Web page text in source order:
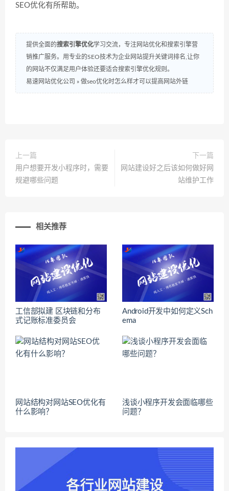
SEO优化有所帮助。
提供全面的搜索引擎优化学习交流，专注网站优化和搜索引擎营
销推广服务。用专业的SEO技术为企业网站提升关键词排名,让你
的网站不仅满足用户体验还要适合搜索引擎优化规则。
易速网站优化公司 » 做seo优化时怎么样才可以提高网站外链
上一篇
用户想要开发小程序时，需要
规避哪些问题
下一篇
网站建设好之后该如何做好网
站维护工作
相关推荐
工信部拟建 区块链和分布
式记账标准委员会
Android开发中如何定义Sch
ema
网站结构对网站SEO优化有
什么影响？
浅谈小程序开发会面临哪些
问题？